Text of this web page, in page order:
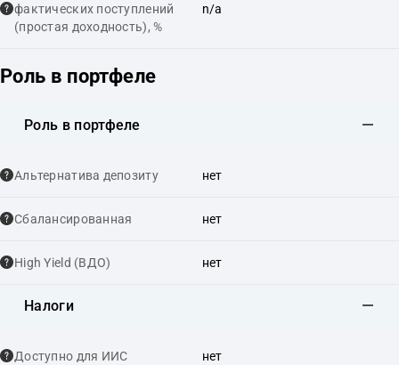
фактических поступлений
(простая доходность), %
n/a
Роль в портфеле
Роль в портфеле
Альтернатива депозиту нет
Сбалансированная нет
High Yield (ВДО) нет
Налоги
Доступно для ИИС нет